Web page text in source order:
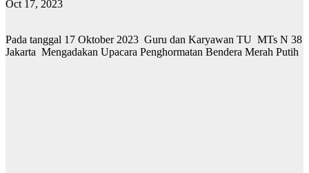
Oct 17, 2023
Pada tanggal 17 Oktober 2023 Guru dan Karyawan TU MTs N 38
Jakarta Mengadakan Upacara Penghormatan Bendera Merah Putih